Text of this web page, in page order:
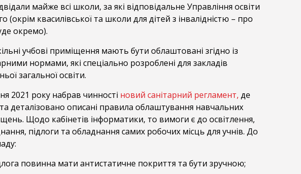
майже всі школи, за які відповідальне Управління освіти
(окрім квасилівської та школи для дітей з інвалідністю – про
окремо).
учбові приміщення мають бути облаштовані згідно із
нормами, які спеціально розроблені для закладів
загальної освіти.
2021 року набрав чинності новий санітарний регламент, де
деталізовано описані правила облаштування навчальних
Щодо кабінетів інформатики, то вимоги є до освітлення,
підлоги та обладнання самих робочих місць для учнів. До
повинна мати антистатичне покриття та бути зручною;